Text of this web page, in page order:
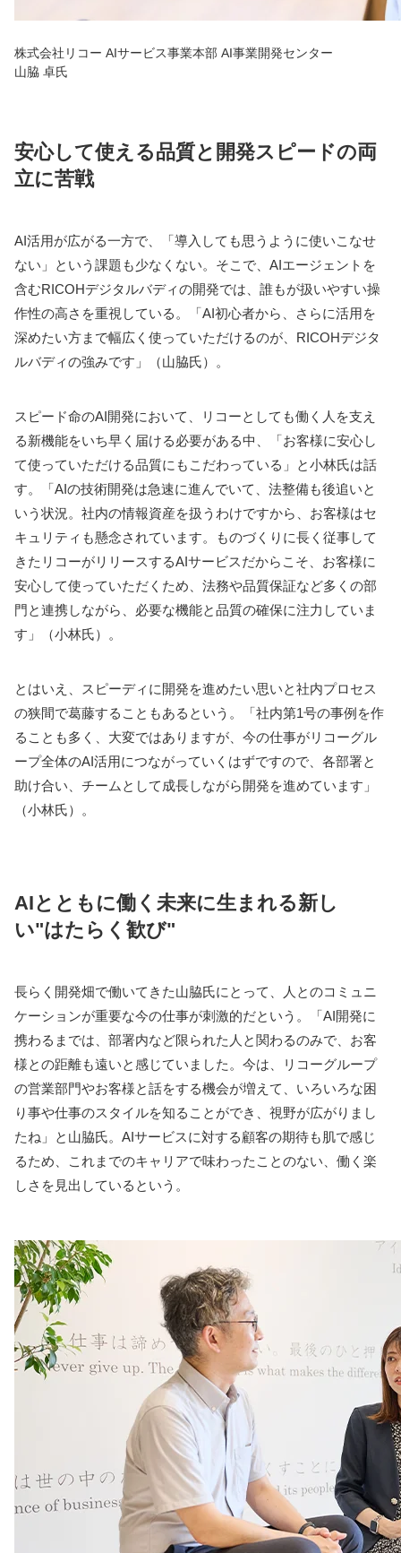
株式会社リコー AIサービス事業本部 AI事業開発センター
山脇 卓氏
安心して使える品質と開発スピードの両
立に苦戦
AI活用が広がる一方で、「導入しても思うように使いこなせ
ない」という課題も少なくない。そこで、AIエージェントを
含むRICOHデジタルバディの開発では、誰もが扱いやすい操
作性の高さを重視している。「AI初心者から、さらに活用を
深めたい方まで幅広く使っていただけるのが、RICOHデジタ
ルバディの強みです」（山脇氏）。
スピード命のAI開発において、リコーとしても働く人を支え
る新機能をいち早く届ける必要がある中、「お客様に安心し
て使っていただける品質にもこだわっている」と小林氏は話
す。「AIの技術開発は急速に進んでいて、法整備も後追いと
いう状況。社内の情報資産を扱うわけですから、お客様はセ
キュリティも懸念されています。ものづくりに長く従事して
きたリコーがリリースするAIサービスだからこそ、お客様に
安心して使っていただくため、法務や品質保証など多くの部
門と連携しながら、必要な機能と品質の確保に注力していま
す」（小林氏）。
とはいえ、スピーディに開発を進めたい思いと社内プロセス
の狭間で葛藤することもあるという。「社内第1号の事例を作
ることも多く、大変ではありますが、今の仕事がリコーグル
ープ全体のAI活用につながっていくはずですので、各部署と
助け合い、チームとして成長しながら開発を進めています」
（小林氏）。
AIとともに働く未来に生まれる新し
い"はたらく歓び"
長らく開発畑で働いてきた山脇氏にとって、人とのコミュニ
ケーションが重要な今の仕事が刺激的だという。「AI開発に
携わるまでは、部署内など限られた人と関わるのみで、お客
様との距離も遠いと感じていました。今は、リコーグループ
の営業部門やお客様と話をする機会が増えて、いろいろな困
り事や仕事のスタイルを知ることができ、視野が広がりまし
たね」と山脇氏。AIサービスに対する顧客の期待も肌で感じ
るため、これまでのキャリアで味わったことのない、働く楽
しさを見出しているという。